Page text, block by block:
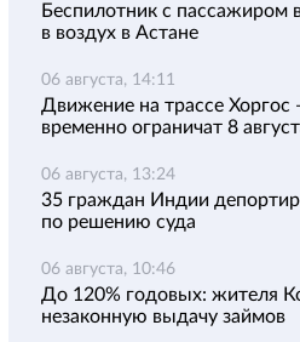
Беспилотник с пассажиром
в воздух в Астане
06 августа, 14:11
Движение на трассе
временно ограничат 8
06 августа, 13:24
35 граждан Индии
по решению суда
06 августа, 10:46
До 120% годовых: жителя
незаконную выдачу займов